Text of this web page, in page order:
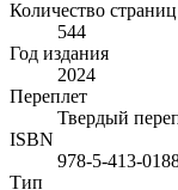
Количество страниц
544
Год издания
2024
Переплет
Твердый
ISBN
978-5-413-
Тип